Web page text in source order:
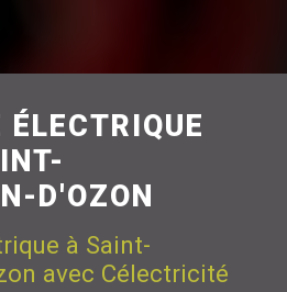
ÉLECTRIQUE
D'OZON
à Saint-
avec Célectricité